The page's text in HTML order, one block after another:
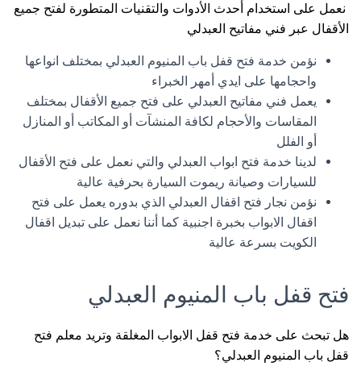
نعمل على استخدام أحدث الأدوات والتقنيات المتطورة لفتح جميع
الأقفال عبر فني مفاتيح العبدلي
نؤمن خدمة فتح قفل باب المنيوم العبدلي بمختلف انواعها
واحجامها على ايدي أمهر الخبراء
يعمل فني مفاتيح العبدلي على فتح جميع الأقفال بمختلف
المقاسات والأحجام لكافة المنشآت أو المكاتب أو المنازل
أو الفلل
لدينا خدمة فتح ابواب العبدلي والتي نعمل على فتح الأقفال
للسيارات وصيانة ريموت السيارة بحرفية عالية
نؤمن نجار فتح اقفال العبدلي الذي بدوره يعمل على فتح
اقفال الابواب بخبرة اجنبية كما أننا نعمل على تبديل اقفال
الكويت بسرعة عالية
فتح قفل باب المنيوم العبدلي
هل تبحث على خدمة فتح قفل الابواب المغلقة وتريد معلم فتح
قفل باب المنيوم العبدلي؟